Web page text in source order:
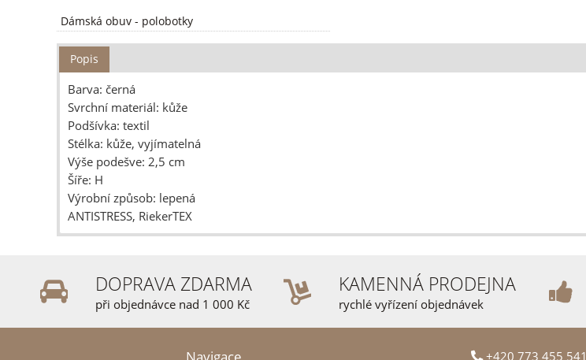
Dámská obuv - polobotky
Popis
Barva: černá
Svrchní materiál: kůže
Podšívka: textil
Stélka: kůže, vyjímatelná
Výše podešve: 2,5 cm
Šíře: H
Výrobní způsob: lepená
ANTISTRESS, RiekerTEX
DOPRAVA ZDARMA
při objednávce nad 1 000 Kč
KAMENNÁ PRODEJNA
rychlé vyřízení objednávek
Navigace +420 773 455 541